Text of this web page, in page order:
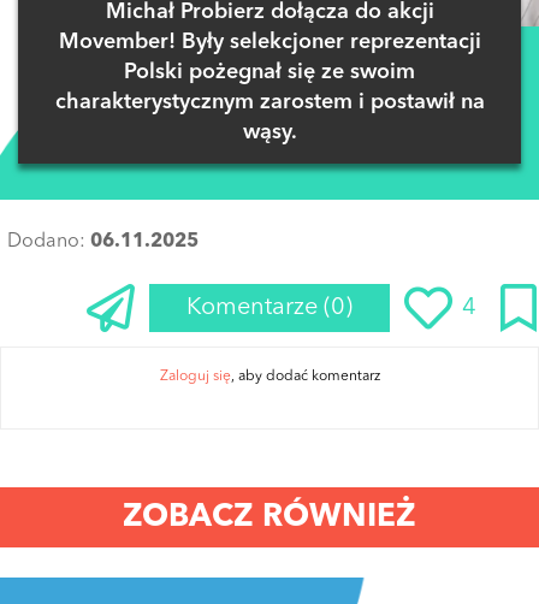
Michał Probierz dołącza do akcji
Movember! Były selekcjoner reprezentacji
Polski pożegnał się ze swoim
charakterystycznym zarostem i postawił na
wąsy.
Dodano: 06.11.2025
Komentarze (0) 4
Zaloguj się, aby dodać komentarz
ZOBACZ RÓWNIEŻ